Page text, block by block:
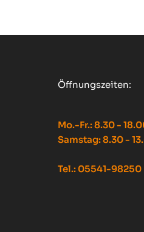
Öffnungszeiten:
Mo.-Fr.: 8.30 -
Samstag: 8.30 -
Tel.: 05541-98250